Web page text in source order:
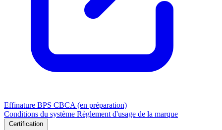
Effinature BPS CBCA (en préparation)
Conditions du système Règlement d'usage de la marque
Certification